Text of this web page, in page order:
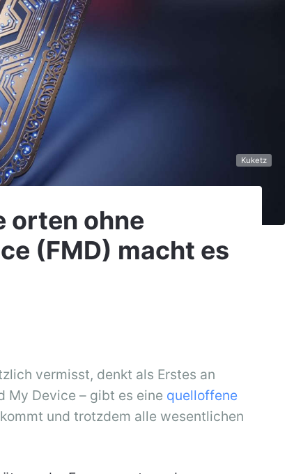
Kuketz
orten ohne
(FMD) macht es
vermisst, denkt als Erstes an
My Device – gibt es eine quelloffene
und trotzdem alle wesentlichen